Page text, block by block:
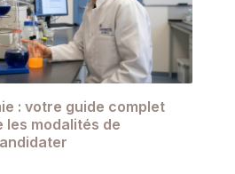
: votre guide complet
les modalités de